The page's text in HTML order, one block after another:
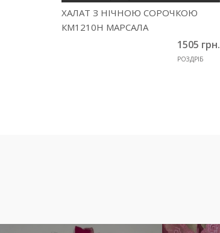
ХАЛАТ З НІЧНОЮ СОРОЧКОЮ
КМ1210Н МАРСАЛА
1505 грн.
РОЗДРІБ